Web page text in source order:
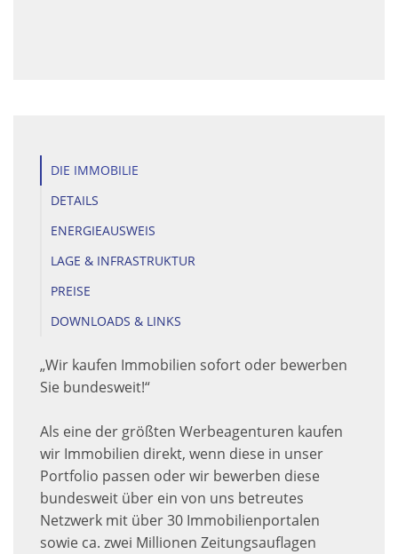
DIE IMMOBILIE
DETAILS
ENERGIEAUSWEIS
LAGE & INFRASTRUKTUR
PREISE
DOWNLOADS & LINKS
„Wir kaufen Immobilien sofort oder bewerben
Sie bundesweit!“
Als eine der größten Werbeagenturen kaufen
wir Immobilien direkt, wenn diese in unser
Portfolio passen oder wir bewerben diese
bundesweit über ein von uns betreutes
Netzwerk mit über 30 Immobilienportalen
sowie ca. zwei Millionen Zeitungsauflagen